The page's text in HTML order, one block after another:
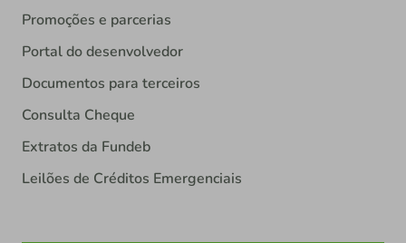
Promoções e parcerias
Portal do desenvolvedor
Documentos para terceiros
Consulta Cheque
Extratos da Fundeb
Leilões de Créditos Emergenciais